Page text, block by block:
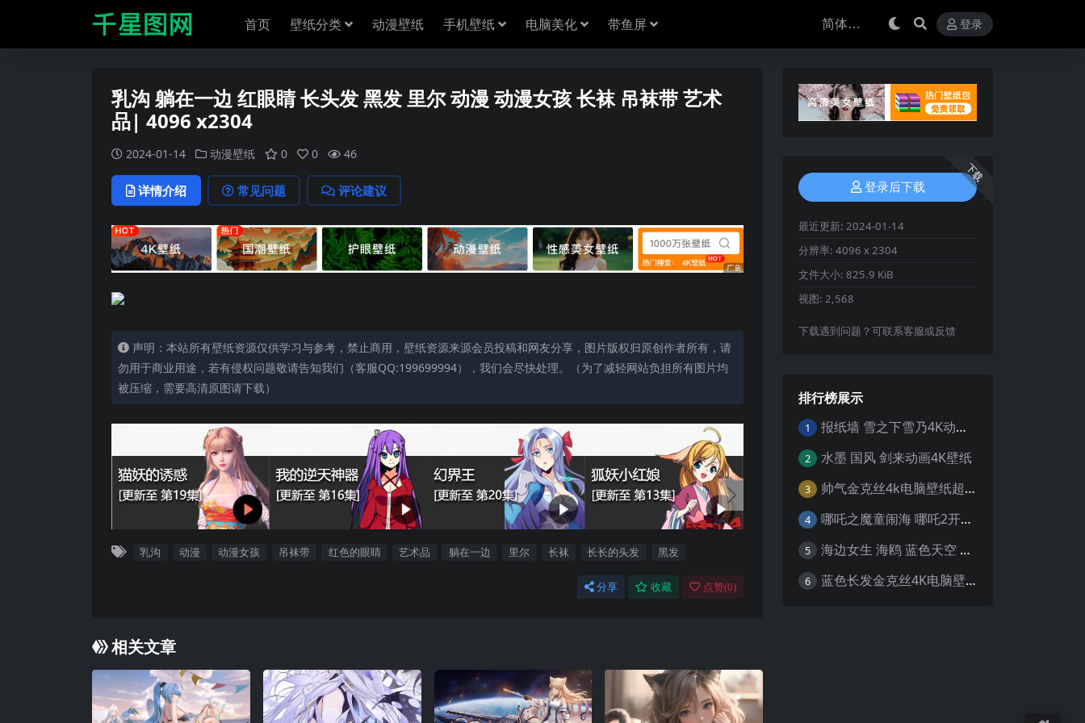
首页 壁纸分类 动漫壁纸 手机壁纸 电脑美化 带鱼屏 登录
乳沟 躺在一边 红眼睛 长头发 黑发 里尔 动漫 动漫女孩 长袜 吊袜带 艺术
品| 4096 x2304
2024-01-14 动漫壁纸 0 0 46
详情介绍 常见问题 评论建议
声明：本站所有壁纸资源仅供学习与参考，禁止商用，壁纸资源来源会员投稿和网友分享，图片版权归原创作者所有，请
勿用于商业用途，若有侵权问题敬请告知我们（客服QQ:199699994），我们会尽快处理。（为了减轻网站负担所有图片均
被压缩，需要高清原图请下载）
乳沟 动漫 动漫女孩 吊袜带 红色的眼睛 艺术品 躺在一边 里尔 长袜 长长的头发 黑发
分享 收藏 点赞(0)
相关文章
下载
登录后下载
最近更新: 2024-01-14
分辨率: 4096 x 2304
文件大小: 825.9 KiB
视图: 2,568
下载遇到问题？可联系客服或反馈
排行榜展示
1 报纸墙 雪之下雪乃4K动漫壁纸
2 水墨 国风 剑来动画4K壁纸
3 帅气金克丝4k电脑壁纸超清
4 哪吒之魔童闹海 哪吒2开场4K壁纸
5 海边女生 海鸥 蓝色天空 4K壁纸
6 蓝色长发金克丝4K电脑壁纸